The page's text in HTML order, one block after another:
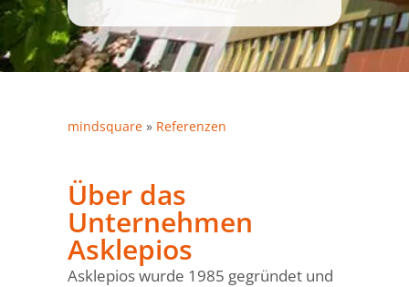
mindsquare » Referenzen
Über das
Unternehmen
Asklepios
Asklepios wurde 1985 gegründet und